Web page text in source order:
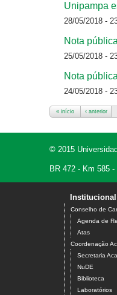
Unipampa
28/05/2018 -
Nota
25/05/2018 -
Nota
24/05/2018 -
« início ‹ anterior
© 2015
BR 472 - Km 585
Institucional
Conselho de
Agenda de
Atas
Coordenação
Secretaria
NuDE
Biblioteca
Laboratórios